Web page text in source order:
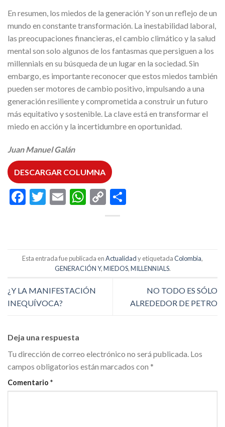
En resumen, los miedos de la generación Y son un reflejo de un
mundo en constante transformación. La inestabilidad laboral,
las preocupaciones financieras, el cambio climático y la salud
mental son solo algunos de los fantasmas que persiguen a los
millennials en su búsqueda de un lugar en la sociedad. Sin
embargo, es importante reconocer que estos miedos también
pueden ser motores de cambio positivo, impulsando a una
generación resiliente y comprometida a construir un futuro
más equitativo y sostenible. La clave está en transformar el
miedo en acción y la incertidumbre en oportunidad.
Juan Manuel Galán
DESCARGAR COLUMNA
Facebook
Twitter
EmailWhatsApp
Copy
Link
Esta entrada fue publicada enActualidady etiquetadaColombia,
GENERACIÓN Y,MIEDOS,MILLENNIALS.
¿Y LA MANIFESTACIÓN
INEQUÍVOCA?
NO TODO ES SÓLO
ALREDEDOR DE PETRO
Deja una respuesta
Tu dirección de correo electrónico no será publicada. Los
campos obligatorios están marcados con *
Comentario *